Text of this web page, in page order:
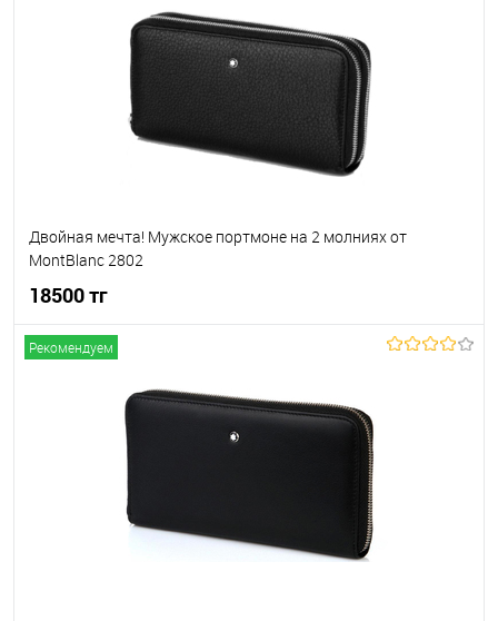
В избранное В наличии
Двойная мечта! Мужское портмоне на 2 молниях от
MontBlanc 2802
18500 тг
В избранное В наличии
Рекомендуем